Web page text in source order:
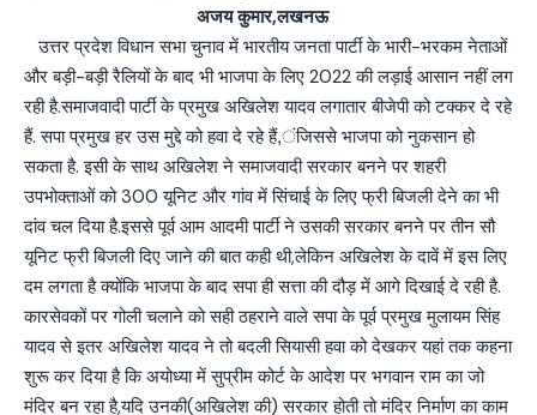
अजय कुमार,लखनऊ
उत्तर प्रदेश विधान सभा चुनाव में भारतीय जनता पार्टी के भारी-भरकम नेताओं
और बड़ी-बड़ी रैलियों के बाद भी भाजपा के लिए 2022 की लड़ाई आसान नहीं लग
रही है.समाजवादी पार्टी के प्रमुख अखिलेश यादव लगातार बीजेपी को टक्कर दे रहे
हैं. सपा प्रमुख हर उस मुद्दे को हवा दे रहे हैं,ंजिससे भाजपा को नुकसान हो
सकता है. इसी के साथ अखिलेश ने समाजवादी सरकार बनने पर शहरी
उपभोक्ताओं को 300 यूनिट और गांव में सिंचाई के लिए फ्री बिजली देने का भी
दांव चल दिया है.इससे पूर्व आम आदमी पार्टी ने उसकी सरकार बनने पर तीन सौ
यूनिट फ्री बिजली दिए जाने की बात कही थी,लेकिन अखिलेश के दावें में इस लिए
दम लगता है क्योंकि भाजपा के बाद सपा ही सत्ता की दौड़ में आगे दिखाई दे रही है.
कारसेवकों पर गोली चलाने को सही ठहराने वाले सपा के पूर्व प्रमुख मुलायम सिंह
यादव से इतर अखिलेश यादव ने तो बदली सियासी हवा को देखकर यहां तक कहना
शुरू कर दिया है कि अयोध्या में सुप्रीम कोर्ट के आदेश पर भगवान राम का जो
मंदिर बन रहा है,यदि उनकी(अखिलेश की) सरकार होती तो मंदिर निर्माण का काम